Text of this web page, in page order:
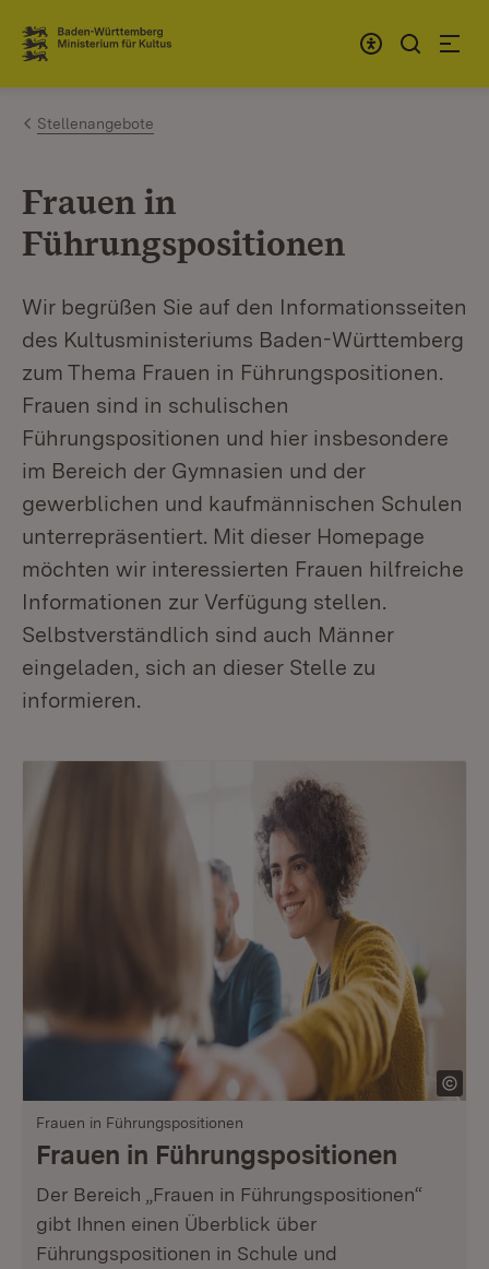
Zum Inhalt springen
Link zur Startseite
Stellenangebote
Frauen in
Führungspositionen
Wir begrüßen Sie auf den Informationsseiten
des Kultusministeriums Baden-Württemberg
zum Thema Frauen in Führungspositionen.
Frauen sind in schulischen
Führungspositionen und hier insbesondere
im Bereich der Gymnasien und der
gewerblichen und kaufmännischen Schulen
unterrepräsentiert. Mit dieser Homepage
möchten wir interessierten Frauen hilfreiche
Informationen zur Verfügung stellen.
Selbstverständlich sind auch Männer
eingeladen, sich an dieser Stelle zu
informieren.
Frauen in Führungspositionen
Frauen in Führungspositionen
Der Bereich „Frauen in Führungspositionen“
gibt Ihnen einen Überblick über
Führungspositionen in Schule und